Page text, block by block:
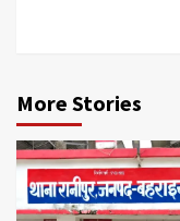
More Stories